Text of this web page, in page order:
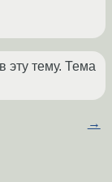
эту тему. Тема
→